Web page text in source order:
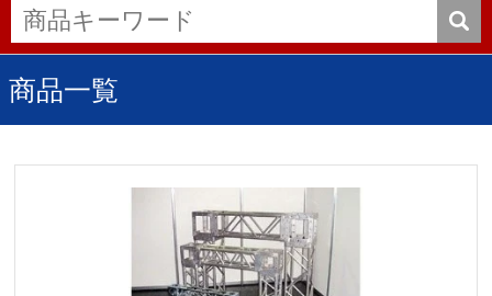
商品一覧